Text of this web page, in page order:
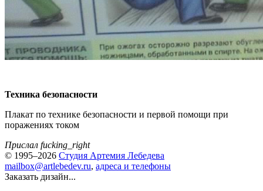
Техника безопасности
Плакат по технике безопасности и первой помощи при
поражениях током
Прислал fucking_right
© 1995–2026 Студия Артемия Лебедева
mailbox@artlebedev.ru, адреса и телефоны
Заказать дизайн...